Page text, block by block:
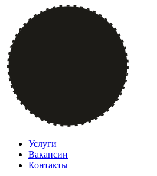
Услуги
Вакансии
Контакты